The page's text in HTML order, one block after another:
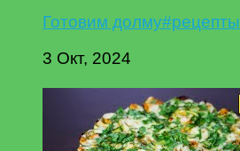
Готовим долму#рецепты
3 Окт, 2024